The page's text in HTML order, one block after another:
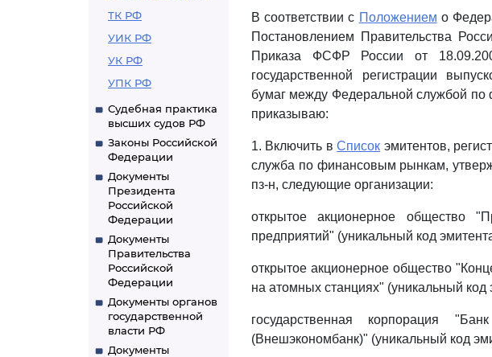
ТК РФ
УИК РФ
УК РФ
УПК РФ
Судебная практика
высших судов РФ
Законы Российской
Федерации
Документы
Президента
Российской
Федерации
Документы
Правительства
Российской
Федерации
Документы органов
государственной
власти РФ
Документы
В соответствии с Положением о
Постановлением Правительства
Приказа ФСФР России от
государственной регистрации
бумаг между Федеральной службой
приказываю:
1. Включить вСписок эмитентов,
служба по финансовым рынкам,
пз-н, следующие организации:
открытое акционерное общество
предприятий" (уникальный код
открытое акционерное общество
на атомных станциях" (уникальный код
государственная корпорация
(Внешэкономбанк)" (уникальный код